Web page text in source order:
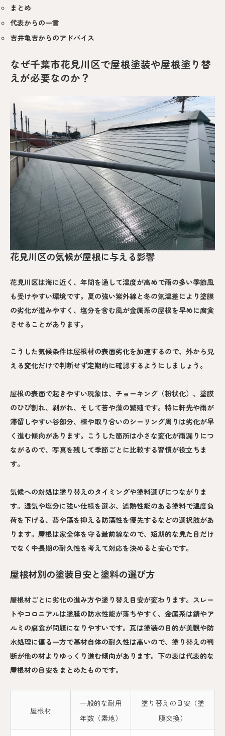
まとめ
代表からの一言
吉井亀吉からのアドバイス
なぜ千葉市花見川区で屋根塗装や屋根塗り替
えが必要なのか？
花見川区の気候が屋根に与える影響
花見川区は海に近く、年間を通して湿度が高めで雨の多い季節風
も受けやすい環境です。夏の強い紫外線と冬の気温差により塗膜
の劣化が進みやすく、塩分を含む風が金属系の屋根を早めに腐食
させることがあります。
こうした気候条件は屋根材の表面劣化を加速するので、外から見
える変化だけで判断せず定期的に確認するようにしましょう。
屋根の表面で起きやすい現象は、チョーキング（粉状化）、塗膜
のひび割れ、剥がれ、そして苔や藻の繁殖です。特に軒先や雨が
滞留しやすい谷部分、棟や取り合いのシーリング周りは劣化が早
く進む傾向があります。こうした箇所は小さな変化が雨漏りにつ
ながるので、写真を残して季節ごとに比較する習慣が役立ちま
す。
気候への対処は塗り替えのタイミングや塗料選びにつながりま
す。湿気や塩分に強い仕様を選ぶ、遮熱性能のある塗料で温度負
荷を下げる、苔や藻を抑える防藻性を優先するなどの選択肢があ
ります。屋根は家全体を守る最前線なので、短期的な見た目だけ
でなく中長期の耐久性を考えて対応を決めると安心です。
屋根材別の塗装目安と塗料の選び方
屋根材ごとに劣化の進み方や塗り替え目安が変わります。スレー
トやコロニアルは塗膜の防水性能が落ちやすく、金属系は錆やア
ルミの腐食が問題になりやすいです。瓦は塗装の目的が美観や防
水処理に偏る一方で基材自体の耐久性は高いので、塗り替えの判
断が他の材よりゆっくり進む傾向があります。下の表は代表的な
屋根材の目安をまとめたものです。
屋根材
一般的な耐用
年数（素地）
塗り替えの目安（塗
膜交換）